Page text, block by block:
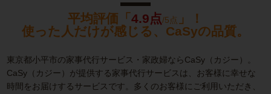
平均評価「 4.9点/5点
」！
使った人だけが感じる、CaSyの品質。
東京都小平市の家事代行サービス・家政婦ならCaSy（カジー）。
CaSy（カジー）が提供する家事代行サービスは、お客様に幸せな
時間をお届けするサービスです。多くのお客様にご利用いただき、